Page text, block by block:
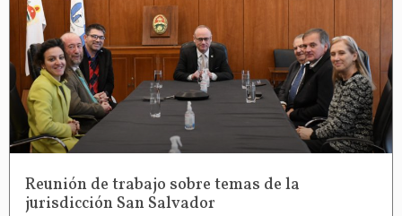
Reunión de trabajo sobre temas de la
jurisdicción San Salvador